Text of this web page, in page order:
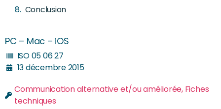
Conclusion
PC – Mac – iOS
ISO 05 06 27
13 décembre 2015
Communication alternative et/ou améliorée, Fiches
techniques